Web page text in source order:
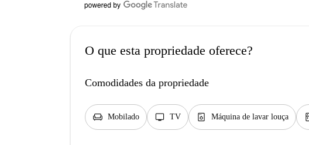
O que esta propriedade oferece?
Comodidades da propriedade
chair Mobilado tv TV dishwasher_gen Máquina de lavar louça